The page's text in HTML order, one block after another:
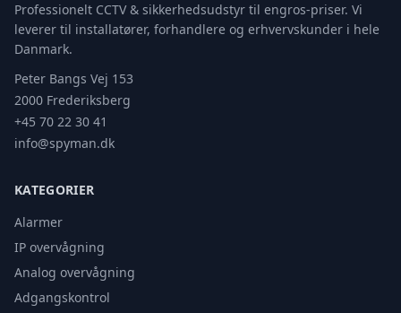
Professionelt CCTV & sikkerhedsudstyr til engros-priser. Vi
leverer til installatører, forhandlere og erhvervskunder i hele
Danmark.
Peter Bangs Vej 153
2000 Frederiksberg
+45 70 22 30 41
info@spyman.dk
KATEGORIER
Alarmer
IP overvågning
Analog overvågning
Adgangskontrol